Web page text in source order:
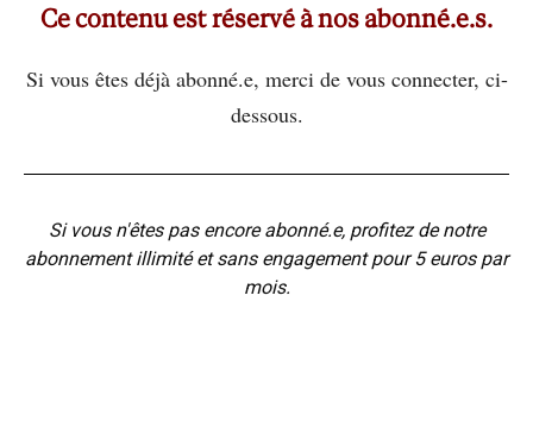
Ce contenu est réservé à nos abonné.e.s.
Si vous êtes déjà abonné.e, merci de vous connecter, ci-
dessous.
Si vous n'êtes pas encore abonné.e, profitez de notre
abonnement illimité et sans engagement pour 5 euros par
mois.